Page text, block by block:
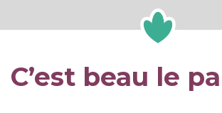
C’est beau le